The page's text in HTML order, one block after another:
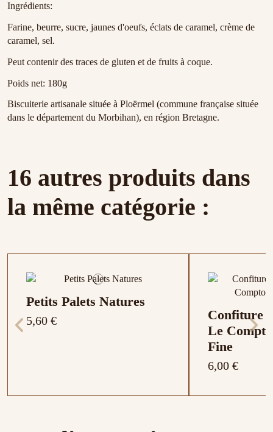
Ingrédients:
Farine, beurre, sucre, jaunes d'oeufs, éclats de caramel, crème de
caramel, sel.
Peut contenir des traces de gluten et de fruits à coque.
Poids net: 180g
Biscuiterie artisanale située à Ploërmel (commune française située
dans le département du Morbihan), en région Bretagne.
16 autres produits dans
la même catégorie :
Petits Palets Natures
5,60 €
Confiture
Le
Fine
6,00 €